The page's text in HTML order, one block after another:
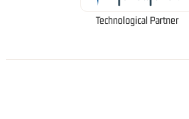
Technological Partner